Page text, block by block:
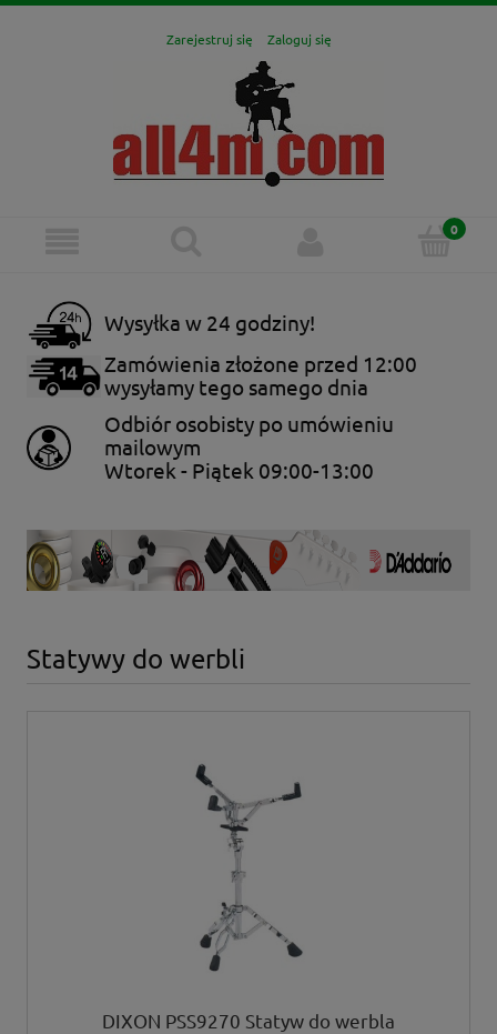
Zarejestruj się Zaloguj się
Wysyłka w 24 godziny!
Zamówienia złożone przed 12:00
wysyłamy tego samego dnia
Odbiór osobisty po umówieniu
mailowym
Wtorek - Piątek 09:00-13:00
Statywy do werbli
DIXON PSS9270 Statyw do werbla